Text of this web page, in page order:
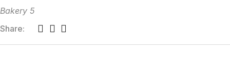
Bakery 5
Share: